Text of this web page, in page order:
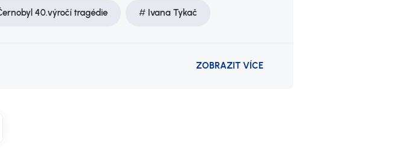
40.výročí tragédie Ivana Tykač
ZOBRAZIT VÍCE